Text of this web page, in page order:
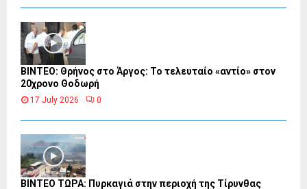
ΒΙΝΤΕΟ: Θρήνος στο Άργος: Το τελευταίο «αντίο» στον
20χρονο Θοδωρή
17 July 2026 0
ΒΙΝΤΕΟ ΤΩΡΑ: Πυρκαγιά στην περιοχή της Τίρυνθας